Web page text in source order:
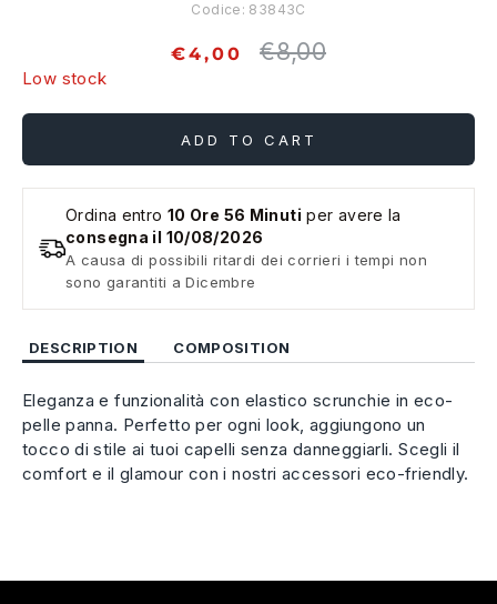
Codice: 83843C
€4,00
Regular
€8,00
Low stock
ADD TO CART
Ordina entro 10 Ore 56 Minuti per avere la
consegna il 10/08/2026
A causa di possibili ritardi dei corrieri i tempi non
sono garantiti a Dicembre
DESCRIPTION COMPOSITION
Eleganza e funzionalità con elastico scrunchie in eco-
pelle panna. Perfetto per ogni look, aggiungono un
tocco di stile ai tuoi capelli senza danneggiarli. Scegli il
comfort e il glamour con i nostri accessori eco-friendly.